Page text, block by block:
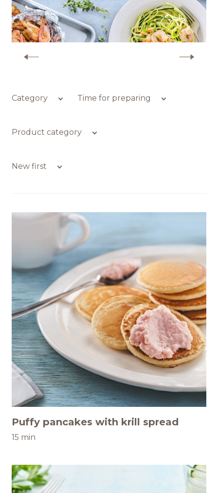
Обратная связь
Качество и безопасность
ИНФОЦЕНТР
Новости
Медиа
Отчеты
КАРЬЕРА
Добро пожаловать
Преимущества работы в
компании
Студентам
Category Time for preparing
Product category
New first
Puffy pancakes with krill spread
15 min